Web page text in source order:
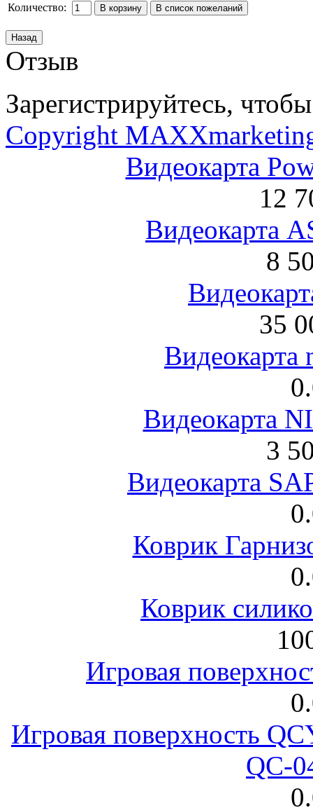
Количество:
Отзыв
Зарегистрируйтесь,
Copyright
Видеокарта
12
Видеокарта
8
35
Видеокарта
Видеокарта
3
Видеокарта
Коврик
Коврик
Игровая
Игровая поверхность
QC-